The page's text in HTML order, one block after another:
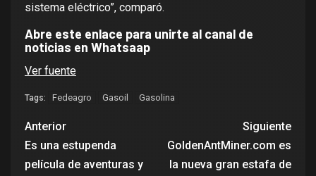
sistema eléctrico”, comparó.
Abre este enlace para unirte al canal de
noticias en Whatsaap
Ver fuente
Tags: Fedeagro Gasoil Gasolina
Anterior
Es una estupenda
película de aventuras y
Siguiente
GoldenAntMiner.com es
la nueva gran estafa de